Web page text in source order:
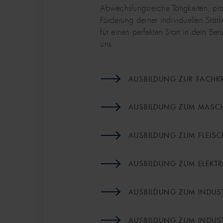
Abwechslungsreiche Tätigkeiten,
Förderung deiner individuellen
für einen perfekten Start in dein
uns.
AUSBILDUNG ZUR
AUSBILDUNG ZUM
AUSBILDUNG ZUM
AUSBILDUNG ZUM
AUSBILDUNG ZUM
AUSBILDUNG ZUM
Vom ersten Praktikum bis zur
Möglichkeiten für deinen
professionellen Umfeld. Für eine
Weiterentwicklung.
MEHR ERFAHREN
Mit unserem Traineeprogramm
Abschluss deines Studiums
arbeitest aktiv in Projekten mit und
deiner Entwicklung und
MEHR ERFAHREN